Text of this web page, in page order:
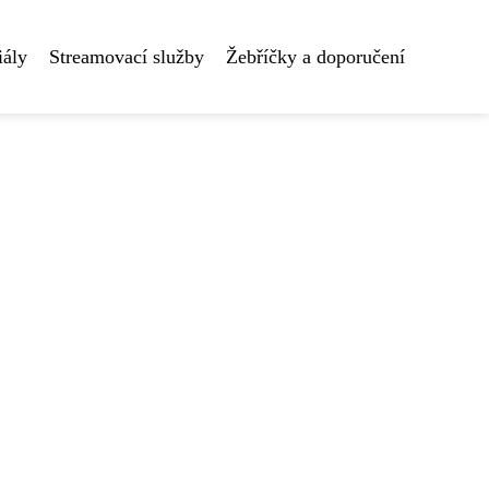
Streamovací služby Žebříčky a doporučení